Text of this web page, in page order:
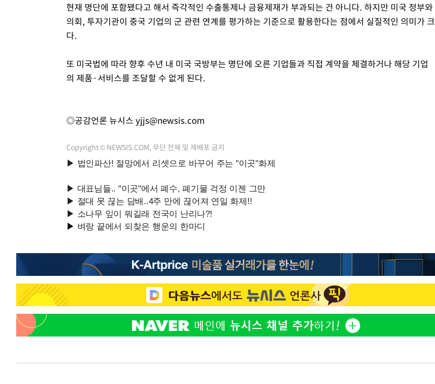
Mute
현재 명단에 포함됐다고 해서 즉각적인 수출통제나 금융제재가 부과되는 건 아니다. 하지만 미국 정부와
의회, 투자기관이 중국 기업의 군 관련 연계를 평가하는 기준으로 활용한다는 점에서 실질적인 의미가 크
다.
또 미국법에 따라 향후 수년 내 미국 국방부는 명단에 오른 기업들과 직접 계약을 체결하거나 해당 기업
의 제품·서비스를 조달할 수 없게 된다.
◎공감언론 뉴시스 yjjs@newsis.com
Copyright © NEWSIS.COM, 무단 전재 및 재배포 금지